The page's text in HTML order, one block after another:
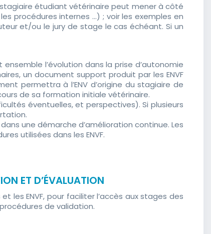
étudiant vétérinaire peut mener à côté
procédures internes …) ; voir les exemples en
et/ou le jury de stage le cas échéant. Si un
l’évolution dans la prise d’autonomie
un document support produit par les ENVF
permettra à l’ENV d’origine du stagiaire de
de sa formation initiale vétérinaire.
éventuelles, et perspectives). Si plusieurs
une démarche d’amélioration continue. Les
utilisées dans les ENVF.
ET D’ÉVALUATION
ENVF, pour faciliter l’accès aux stages des
de validation.